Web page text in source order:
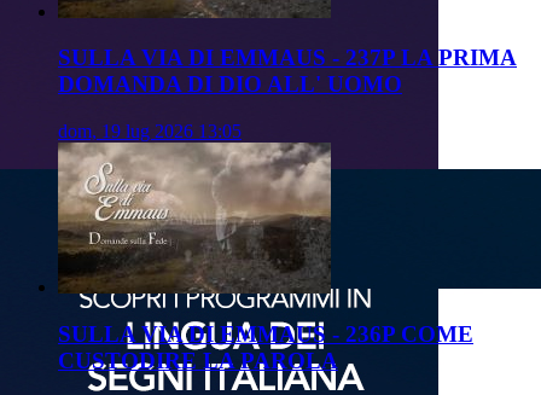
SULLA VIA DI EMMAUS - 237P LA PRIMA
DOMANDA DI DIO ALL' UOMO
dom, 19 lug 2026 13:05
SULLA VIA DI EMMAUS - 236P COME
CUSTODIRE LA PAROLA